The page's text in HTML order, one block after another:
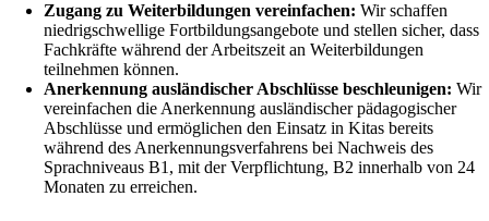
Zugang zu Weiterbildungen vereinfachen: Wir schaffen
niedrigschwellige Fortbildungsangebote und stellen sicher, dass
Fachkräfte während der Arbeitszeit an Weiterbildungen
teilnehmen können.
Anerkennung ausländischer Abschlüsse beschleunigen: Wir
vereinfachen die Anerkennung ausländischer pädagogischer
Abschlüsse und ermöglichen den Einsatz in Kitas bereits
während des Anerkennungsverfahrens bei Nachweis des
Sprachniveaus B1, mit der Verpflichtung, B2 innerhalb von 24
Monaten zu erreichen.